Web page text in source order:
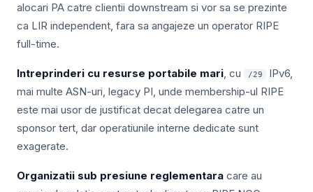
alocari PA catre clientii downstream si vor sa se prezinte
ca LIR independent, fara sa angajeze un operator RIPE
full-time.
Intreprinderi cu resurse portabile mari, cu /29
IPv6,
mai multe ASN-uri, legacy PI, unde membership-ul RIPE
este mai usor de justificat decat delegarea catre un
sponsor tert, dar operatiunile interne dedicate sunt
exagerate.
Organizatii sub presiune reglementara care au